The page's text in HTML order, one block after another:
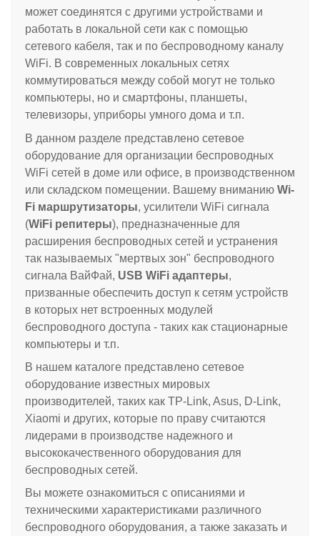
может соединятся с другими устройствами и
работать в локальной сети как с помощью
сетевого кабеля, так и по беспроводному каналу
WiFi. В современных локальных сетях
коммутироваться между собой могут не только
компьютеры, но и смартфоны, планшеты,
телевизоры, уприборы умного дома и т.п.
В данном разделе представлено сетевое
оборудование для организации беспроводных
WiFi сетей в доме или офисе, в производственном
или складском помещении. Вашему вниманию Wi-
Fi маршрутизаторы, усилители WiFi сигнала
(WiFi репитеры), предназначенные для
расширения беспроводных сетей и устранения
так называемых "мертвых зон" беспроводного
сигнала ВайФай, USB WiFi адаптеры,
призванные обеспечить доступ к сетям устройств
в которых нет встроенных модулей
беспроводного доступа - таких как стационарные
компьютеры и т.п.
В нашем каталоге представлено сетевое
оборудование известных мировых
производителей, таких как TP-Link, Asus, D-Link,
Xiaomi и других, которые по праву считаются
лидерами в производстве надежного и
высококачественного оборудования для
беспроводных сетей.
Вы можете ознакомиться с описаниями и
техническими характеристиками различного
беспроводного оборудования, а также заказать и